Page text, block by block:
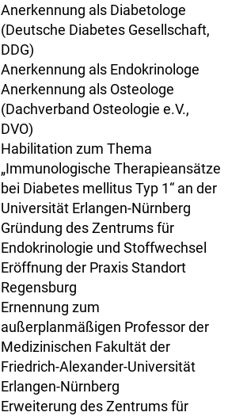
Anerkennung als Diabetologe
(Deutsche Diabetes Gesellschaft,
DDG)
Anerkennung als Endokrinologe
Anerkennung als Osteologe
(Dachverband Osteologie e.V.,
DVO)
Habilitation zum Thema
„Immunologische Therapieansätze
bei Diabetes mellitus Typ 1“ an der
Universität Erlangen-Nürnberg
Gründung des Zentrums für
Endokrinologie und Stoffwechsel
Eröffnung der Praxis Standort
Regensburg
Ernennung zum
außerplanmäßigen Professor der
Medizinischen Fakultät der
Friedrich-Alexander-Universität
Erlangen-Nürnberg
Erweiterung des Zentrums für